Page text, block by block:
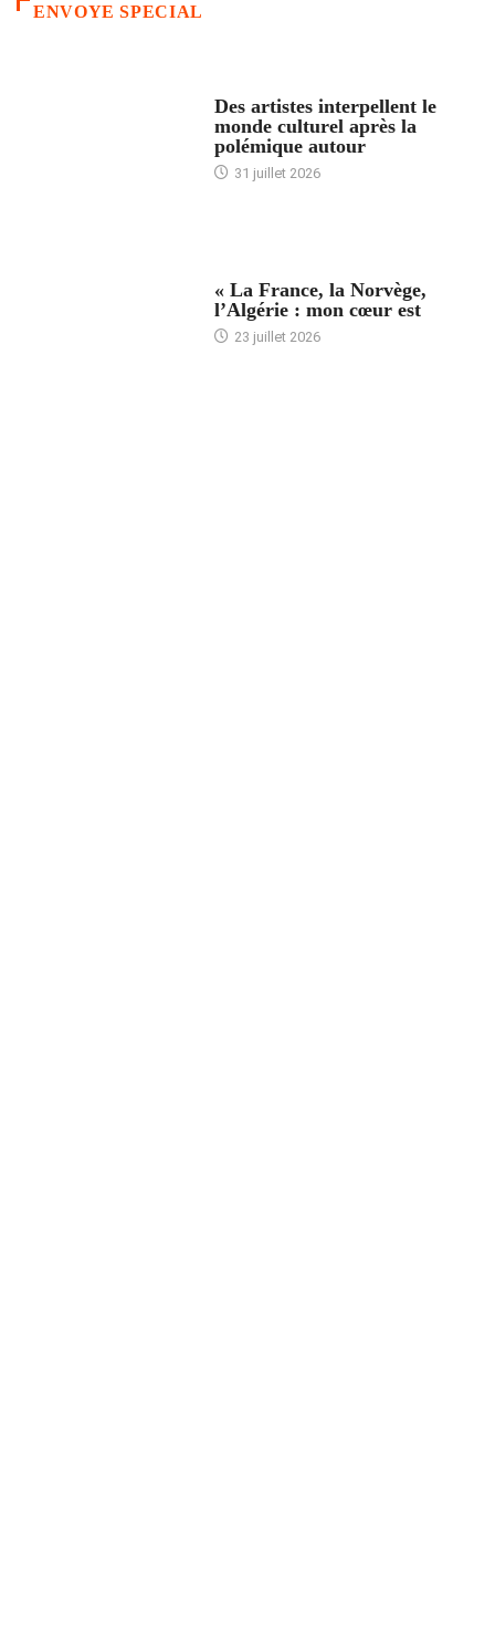
ENVOYE SPECIAL
Des artistes interpellent le
monde culturel après la
polémique autour
31 juillet 2026
« La France, la Norvège,
l’Algérie : mon cœur est
23 juillet 2026